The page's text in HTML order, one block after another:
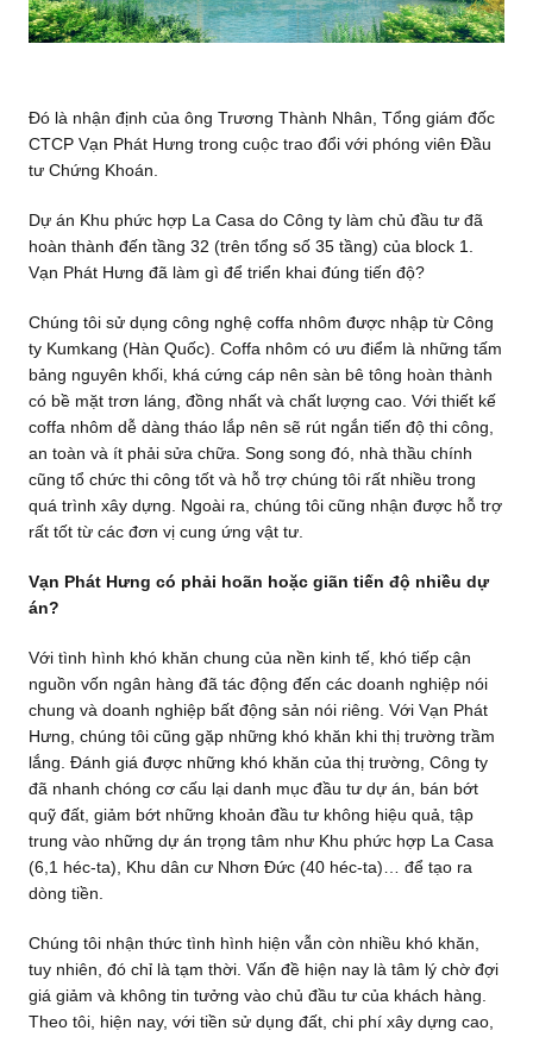
Đó là nhận định của ông Trương Thành Nhân, Tổng giám đốc
CTCP Vạn Phát Hưng trong cuộc trao đổi với phóng viên Đầu
tư Chứng Khoán.
Dự án Khu phức hợp La Casa do Công ty làm chủ đầu tư đã
hoàn thành đến tầng 32 (trên tổng số 35 tầng) của block 1.
Vạn Phát Hưng đã làm gì để triển khai đúng tiến độ?
Chúng tôi sử dụng công nghệ coffa nhôm được nhập từ Công
ty Kumkang (Hàn Quốc). Coffa nhôm có ưu điểm là những tấm
bảng nguyên khối, khá cứng cáp nên sàn bê tông hoàn thành
có bề mặt trơn láng, đồng nhất và chất lượng cao. Với thiết kế
coffa nhôm dễ dàng tháo lắp nên sẽ rút ngắn tiến độ thi công,
an toàn và ít phải sửa chữa. Song song đó, nhà thầu chính
cũng tổ chức thi công tốt và hỗ trợ chúng tôi rất nhiều trong
quá trình xây dựng. Ngoài ra, chúng tôi cũng nhận được hỗ trợ
rất tốt từ các đơn vị cung ứng vật tư.
Vạn Phát Hưng có phải hoãn hoặc giãn tiến độ nhiều dự
án?
Với tình hình khó khăn chung của nền kinh tế, khó tiếp cận
nguồn vốn ngân hàng đã tác động đến các doanh nghiệp nói
chung và doanh nghiệp bất động sản nói riêng. Với Vạn Phát
Hưng, chúng tôi cũng gặp những khó khăn khi thị trường trầm
lắng. Đánh giá được những khó khăn của thị trường, Công ty
đã nhanh chóng cơ cấu lại danh mục đầu tư dự án, bán bớt
quỹ đất, giảm bớt những khoản đầu tư không hiệu quả, tập
trung vào những dự án trọng tâm như Khu phức hợp La Casa
(6,1 héc-ta), Khu dân cư Nhơn Đức (40 héc-ta)… để tạo ra
dòng tiền.
Chúng tôi nhận thức tình hình hiện vẫn còn nhiều khó khăn,
tuy nhiên, đó chỉ là tạm thời. Vấn đề hiện nay là tâm lý chờ đợi
giá giảm và không tin tưởng vào chủ đầu tư của khách hàng.
Theo tôi, hiện nay, với tiền sử dụng đất, chi phí xây dựng cao,